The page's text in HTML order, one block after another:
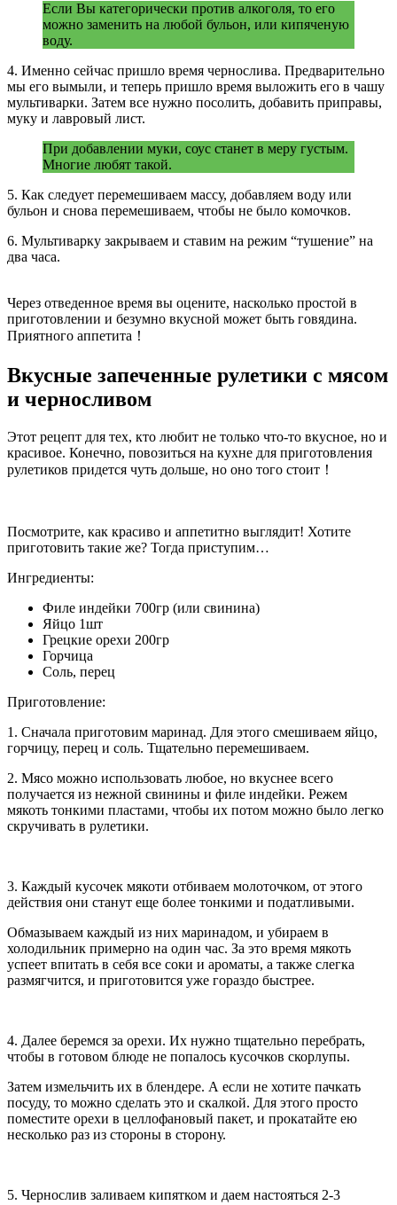
Если Вы категорически против алкоголя, то его
можно заменить на любой бульон, или кипяченую
воду.
4. Именно сейчас пришло время чернослива. Предварительно
мы его вымыли, и теперь пришло время выложить его в чашу
мультиварки. Затем все нужно посолить, добавить приправы,
муку и лавровый лист.
При добавлении муки, соус станет в меру густым.
Многие любят такой.
5. Как следует перемешиваем массу, добавляем воду или
бульон и снова перемешиваем, чтобы не было комочков.
6. Мультиварку закрываем и ставим на режим “тушение” на
два часа.
Через отведенное время вы оцените, насколько простой в
приготовлении и безумно вкусной может быть говядина.
Приятного аппетита！
Вкусные запеченные рулетики с мясом
и черносливом
Этот рецепт для тех, кто любит не только что-то вкусное, но и
красивое. Конечно, повозиться на кухне для приготовления
рулетиков придется чуть дольше, но оно того стоит！
Посмотрите, как красиво и аппетитно выглядит! Хотите
приготовить такие же? Тогда приступим…
Ингредиенты:
Филе индейки 700гр (или свинина)
Яйцо 1шт
Грецкие орехи 200гр
Горчица
Соль, перец
Приготовление:
1. Сначала приготовим маринад. Для этого смешиваем яйцо,
горчицу, перец и соль. Тщательно перемешиваем.
2. Мясо можно использовать любое, но вкуснее всего
получается из нежной свинины и филе индейки. Режем
мякоть тонкими пластами, чтобы их потом можно было легко
скручивать в рулетики.
3. Каждый кусочек мякоти отбиваем молоточком, от этого
действия они станут еще более тонкими и податливыми.
Обмазываем каждый из них маринадом, и убираем в
холодильник примерно на один час. За это время мякоть
успеет впитать в себя все соки и ароматы, а также слегка
размягчится, и приготовится уже гораздо быстрее.
4. Далее беремся за орехи. Их нужно тщательно перебрать,
чтобы в готовом блюде не попалось кусочков скорлупы.
Затем измельчить их в блендере. А если не хотите пачкать
посуду, то можно сделать это и скалкой. Для этого просто
поместите орехи в целлофановый пакет, и прокатайте ею
несколько раз из стороны в сторону.
5. Чернослив заливаем кипятком и даем настояться 2-3